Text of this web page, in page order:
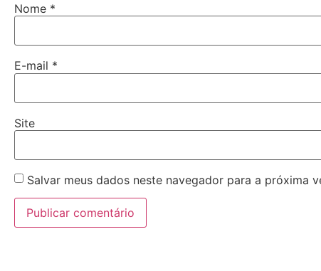
Nome *
E-mail *
Site
Salvar meus dados neste navegador para a próxima